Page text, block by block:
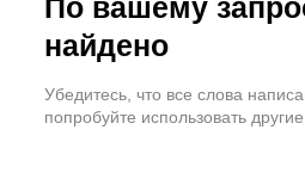
По вашему
найдено
Убедитесь, что все слова
попробуйте использовать